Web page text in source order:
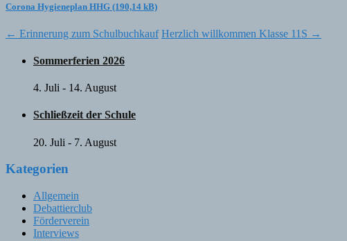
Corona Hygieneplan HHG
Post
navigation
← Erinnerung zum Schulbuchkauf Herzlich willkommen Klasse 11S →
Sommerferien 2026
4. Juli - 14. August
Schließzeit der Schule
20. Juli - 7. August
Kategorien
Allgemein
Debattierclub
Förderverein
Interviews